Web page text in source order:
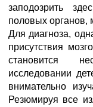
заподозрить
половых органов,
Для диагноза,
присутствия
становится
исследовании
внимательно
Резюмируя все